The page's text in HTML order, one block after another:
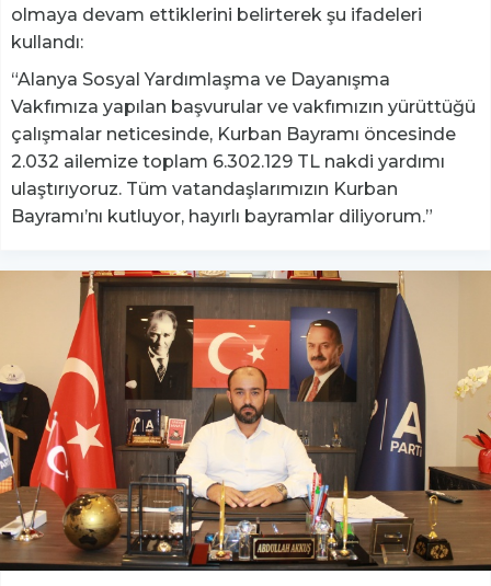
olmaya devam ettiklerini belirterek şu ifadeleri
kullandı:
“Alanya Sosyal Yardımlaşma ve Dayanışma
Vakfımıza yapılan başvurular ve vakfımızın yürüttüğü
çalışmalar neticesinde, Kurban Bayramı öncesinde
2.032 ailemize toplam 6.302.129 TL nakdi yardımı
ulaştırıyoruz. Tüm vatandaşlarımızın Kurban
Bayramı’nı kutluyor, hayırlı bayramlar diliyorum.”